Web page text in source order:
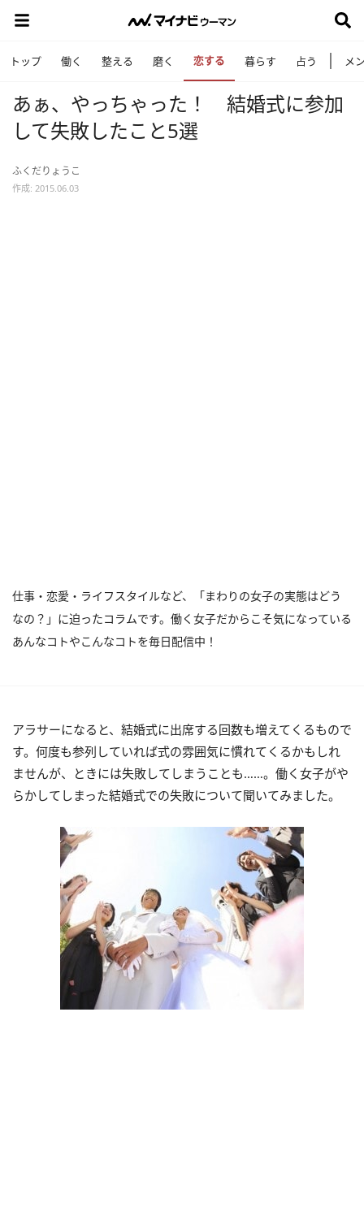
トップ 働く 整える 磨く 恋する 暮らす 占う メ
あぁ、やっちゃった！ 結婚式に参加
して失敗したこと5選
ふくだりょうこ
作成: 2015.06.03
仕事・恋愛・ライフスタイルなど、「まわりの女子の実態はどう
なの？」に迫ったコラムです。働く女子だからこそ気になっている
あんなコトやこんなコトを毎日配信中！
アラサーになると、結婚式に出席する回数も増えてくるもので
す。何度も参列していれば式の雰囲気に慣れてくるかもしれ
ませんが、ときには失敗してしまうことも……。働く女子がや
らかしてしまった結婚式での失敗について聞いてみました。